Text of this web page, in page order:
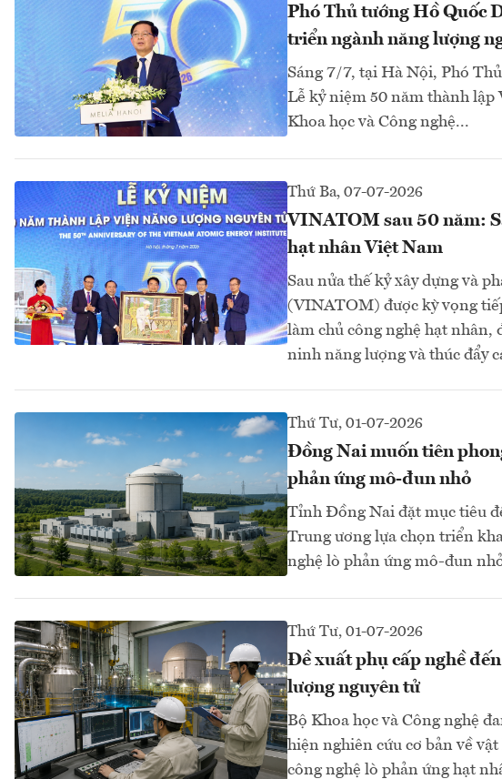
Phó Thủ tướng Hồ Quốc
triển ngành năng lượng
Sáng 7/7, tại Hà Nội, Phó
Lễ kỷ niệm 50 năm thành
Khoa học và Công nghệ...
Thứ Ba, 07-07-2026
VINATOM sau 50 năm:
hạt nhân Việt Nam
Sau nửa thế kỷ xây dựng và
(VINATOM) được kỳ vọng
làm chủ công nghệ hạt nhân,
ninh năng lượng và thúc đẩy
Thứ Tư, 01-07-2026
Đồng Nai muốn tiên
phản ứng mô-đun nhỏ
Tỉnh Đồng Nai đặt mục tiêu
Trung ương lựa chọn triển
nghệ lò phản ứng mô-đun
Thứ Tư, 01-07-2026
Đề xuất phụ cấp nghề
lượng nguyên tử
Bộ Khoa học và Công nghệ
hiện nghiên cứu cơ bản về
công nghệ lò phản ứng hạt